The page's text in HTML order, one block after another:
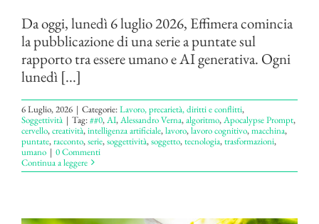
Da oggi, lunedì 6 luglio 2026, Effimera comincia
la pubblicazione di una serie a puntate sul
rapporto tra essere umano e AI generativa. Ogni
lunedì [...]
6 Luglio, 2026 | Categorie:Lavoro, precarietà, diritti e conflitti,
Soggettività | Tag:##0,AI,Alessandro Verna,algoritmo,Apocalypse Prompt,
cervello,creatività,intelligenza artificiale,lavoro,lavoro cognitivo,macchina,
puntate,racconto,serie,soggettività,soggetto,tecnologia,trasformazioni,
umano | 0 Commenti
Continua a leggere